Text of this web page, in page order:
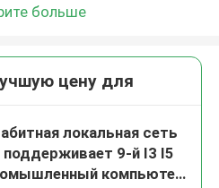
больше
цену для
локальная сеть
поддерживает 9-й I3 I5
компьютер